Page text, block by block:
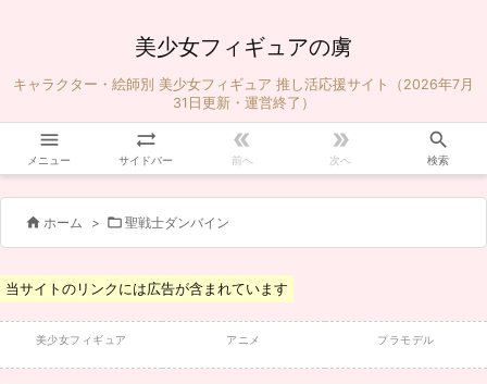
美少女フィギュアの虜
キャラクター・絵師別 美少女フィギュア 推し活応援サイト（2026年7月
31日更新・運営終了）

メニュー

サイドバー

前へ

次へ

検索
 ホーム >  聖戦士ダンバイン
当サイトのリンクには広告が含まれています
美少女フィギュア アニメ プラモデル